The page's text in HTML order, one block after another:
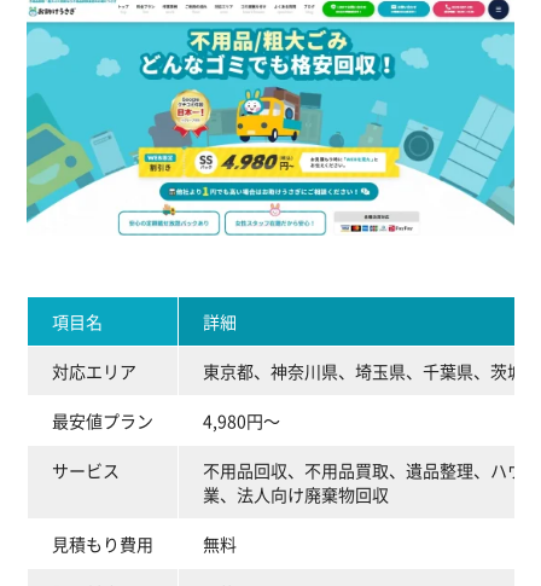
項目名 詳細
対応エリア 東京都、神奈川県、埼玉県、千葉県、茨城
最安値プラン 4,980円～
サービス
不用品回収、不用品買取、遺品整理、ハウ
業、法人向け廃棄物回収
見積もり費用 無料